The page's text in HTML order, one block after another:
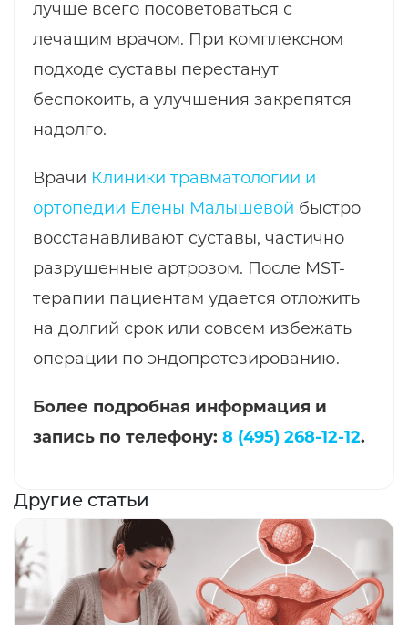
лучше всего посоветоваться с
лечащим врачом. При комплексном
подходе суставы перестанут
беспокоить, а улучшения закрепятся
надолго.
Врачи Клиники травматологии и
ортопедии Елены Малышевой быстро
восстанавливают суставы, частично
разрушенные артрозом. После MST-
терапии пациентам удается отложить
на долгий срок или совсем избежать
операции по эндопротезированию.
Более подробная информация и
запись по телефону: 8 (495) 268-12-12.
Другие статьи